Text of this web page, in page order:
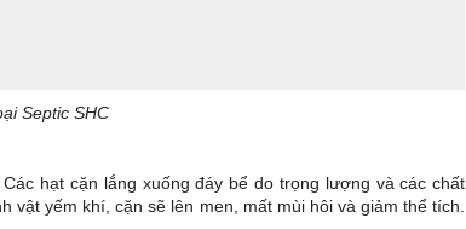
Septic SHC
hạt cặn lắng xuống đáy bể do trọng lượng và các chất
vật yếm khí, cặn sẽ lên men, mất mùi hôi và giảm thể tích.